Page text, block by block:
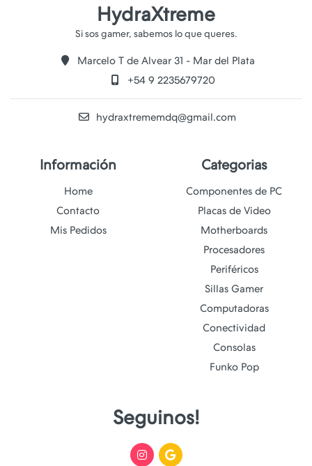
HydraXtreme
Marcelo T de Alvear 31 - Mar del Plata
+54 9 2235679720
hydraxtrememdq@gmail.com
Información
Home
Contacto
Mis Pedidos
Categorias
Componentes de PC
Placas de Video
Motherboards
Procesadores
Periféricos
Sillas Gamer
Computadoras
Conectividad
Consolas
Funko Pop
Seguinos!